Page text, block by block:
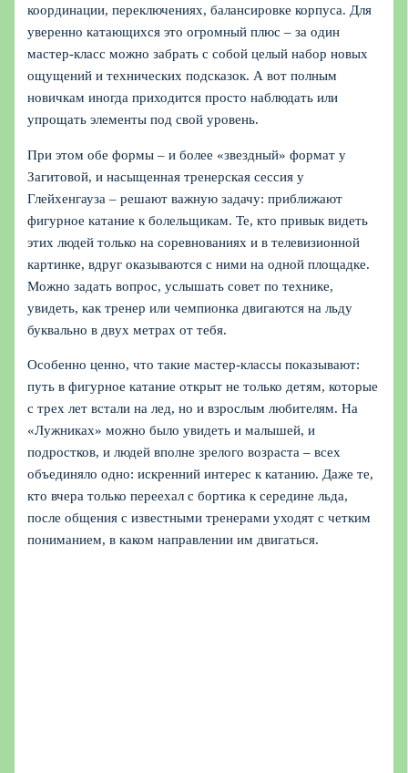
координации, переключениях, балансировке корпуса. Для
уверенно катающихся это огромный плюс – за один
мастер-класс можно забрать с собой целый набор новых
ощущений и технических подсказок. А вот полным
новичкам иногда приходится просто наблюдать или
упрощать элементы под свой уровень.
При этом обе формы – и более «звездный» формат у
Загитовой, и насыщенная тренерская сессия у
Глейхенгауза – решают важную задачу: приближают
фигурное катание к болельщикам. Те, кто привык видеть
этих людей только на соревнованиях и в телевизионной
картинке, вдруг оказываются с ними на одной площадке.
Можно задать вопрос, услышать совет по технике,
увидеть, как тренер или чемпионка двигаются на льду
буквально в двух метрах от тебя.
Особенно ценно, что такие мастер-классы показывают:
путь в фигурное катание открыт не только детям, которые
с трех лет встали на лед, но и взрослым любителям. На
«Лужниках» можно было увидеть и малышей, и
подростков, и людей вполне зрелого возраста – всех
объединяло одно: искренний интерес к катанию. Даже те,
кто вчера только переехал с бортика к середине льда,
после общения с известными тренерами уходят с четким
пониманием, в каком направлении им двигаться.